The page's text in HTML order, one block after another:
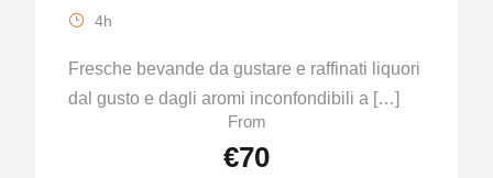
4h
Fresche bevande da gustare e raffinati liquori
dal gusto e dagli aromi inconfondibili a […]
From
€70